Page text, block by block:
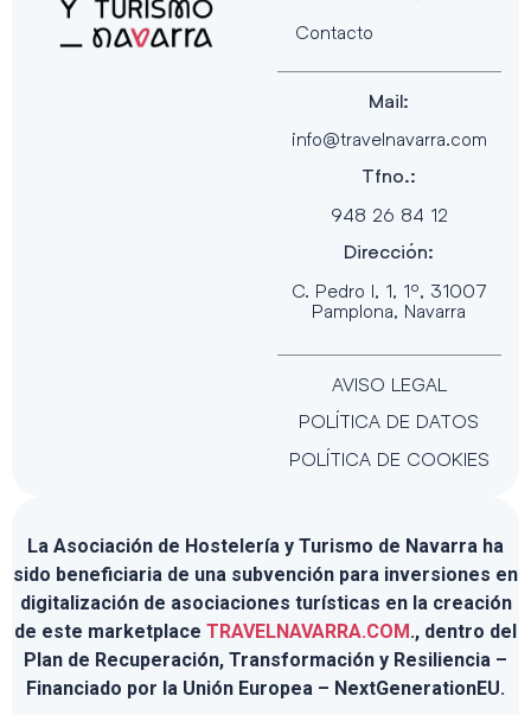
Contacto
Mail:
info@travelnavarra.com
Tfno.:
948 26 84 12
Dirección:
C. Pedro I, 1, 1º, 31007
Pamplona, Navarra
AVISO LEGAL
POLÍTICA DE DATOS
POLÍTICA DE COOKIES
La Asociación de Hostelería y Turismo de Navarra ha
sido beneficiaria de una subvención para inversiones en
digitalización de asociaciones turísticas en la creación
de este marketplace TRAVELNAVARRA.COM ., dentro del
Plan de Recuperación, Transformación y Resiliencia –
Financiado por la Unión Europea – NextGenerationEU.